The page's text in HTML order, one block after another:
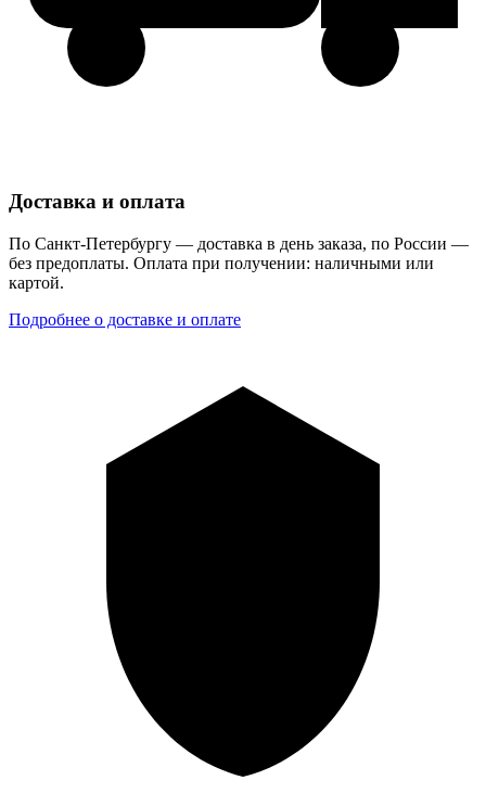
Доставка и оплата
По Санкт-Петербургу — доставка в день заказа, по России —
без предоплаты. Оплата при получении: наличными или
картой.
Подробнее о доставке и оплате